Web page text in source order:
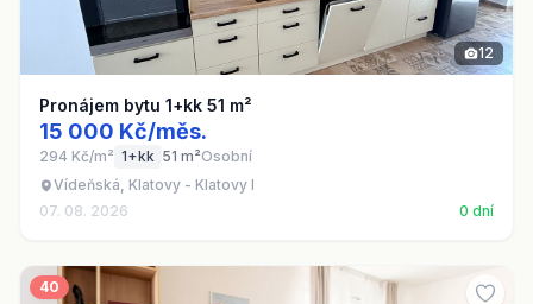
12
Pronájem bytu 1+kk 51 m²
15 000 Kč/měs.
294 Kč/m² 1+kk 51 m²Osobní
Vídeňská, Klatovy - Klatovy I
07. 08. 2026
0 dní
40